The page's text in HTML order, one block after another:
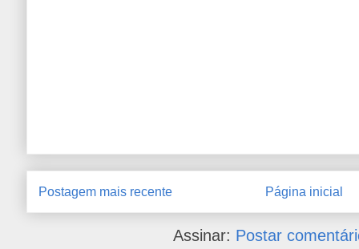
Postagem mais recente Página inicial
Assinar: Postar